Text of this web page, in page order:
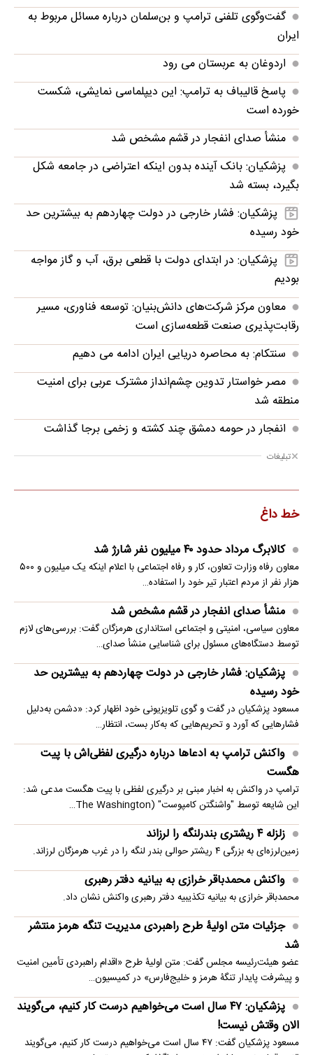
گفت‌وگوی تلفنی ترامپ و بن‌سلمان درباره مسائل مربوط به
ایران
اردوغان به عربستان می رود
پاسخ قالیباف به ترامپ: این دیپلماسی نمایشی، شکست
خورده است
منشأ صدای انفجار در قشم مشخص شد
پزشکیان: بانک آینده بدون اینکه اعتراضی در جامعه شکل
بگیرد، بسته شد
پزشکیان: فشار خارجی در دولت چهاردهم به بیشترین حد
خود رسیده
پزشکیان: در ابتدای دولت با قطعی برق، آب و گاز مواجه
بودیم
معاون مرکز شرکت‌های دانش‌بنیان: توسعه فناوری، مسیر
رقابت‌پذیری صنعت قطعه‌سازی است
سنتکام: به محاصره دریایی ایران ادامه می دهیم
مصر خواستار تدوین چشم‌انداز مشترک عربی برای امنیت
منطقه شد
انفجار در حومه دمشق چند کشته و زخمی برجا گذاشت
تبلیغات
خط داغ
کالابرگ مرداد حدود ۴۰‌ میلیون نفر شارژ شد
معاون رفاه وزارت تعاون، کار و رفاه اجتماعی با اعلام اینکه یک میلیون و ۵۰۰
هزار نفر از مردم اعتبار تیر خود را استفاده…
منشأ صدای انفجار در قشم مشخص شد
معاون سیاسی، امنیتی و اجتماعی استانداری هرمزگان گفت: بررسی‌های لازم
توسط دستگاه‌های مسئول برای شناسایی منشأ صدای…
پزشکیان: فشار خارجی در دولت چهاردهم به بیشترین حد
خود رسیده
مسعود پزشکیان در گفت و گوی تلویزیونی خود اظهار کرد: «دشمن به‌دلیل
فشارهایی که آورد و تحریم‌هایی که به‌کار بست، انتظار…
واکنش ترامپ به ادعاها درباره درگیری لفظی‌اش با پیت
هگست
ترامپ در واکنش به اخبار مبنی بر درگیری لفظی با پیت هگست مدعی شد:
این شایعه توسط "واشنگتن کامپوست" (The Washington…
زلزله ۴ ریشتری بندرلنگه را لرزاند
زمین‌لرزه‌ای به بزرگی ۴ ریشتر حوالی بندر لنگه را در غرب هرمزگان لرزاند.
واکنش محمدباقر خرازی به بیانیه دفتر رهبری
محمدباقر خرازی به بیانیه تکذیبیه دفتر رهبری واکنش نشان داد.
جزئیات متن اولیۀ طرح راهبردی مدیریت تنگه هرمز منتشر
شد
عضو هیئت‌رئیسه مجلس گفت: متن اولیۀ طرح «اقدام راهبردی تأمین امنیت
و پیشرفت پایدار تنگۀ هرمز و خلیج‌فارس» در کمیسیون…
پزشکیان: ۴۷ سال است می‌خواهیم درست کار کنیم، می‌گویند
الان وقتش نیست!
مسعود پزشکیان گفت: ۴۷ سال است می‌خواهیم درست کار کنیم، می‌گویند